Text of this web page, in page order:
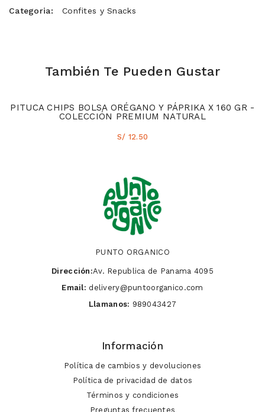
Categoria: Confites y Snacks
También Te Pueden Gustar
PITUCA CHIPS BOLSA ORÉGANO Y PÁPRIKA X 160 GR -
COLECCIÓN PREMIUM NATURAL
S/ 12.50
PUNTO ORGANICO
Dirección:Av. Republica de Panama 4095
Email: delivery@puntoorganico.com
Llamanos: 989043427
Información
Política de cambios y devoluciones
Política de privacidad de datos
Términos y condiciones
Preguntas frecuentes